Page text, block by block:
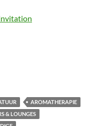
AROMATHERAPIE
& LOUNGES